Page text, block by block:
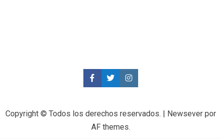
Copyright © Todos los derechos reservados. | Newseverpor
AF themes.